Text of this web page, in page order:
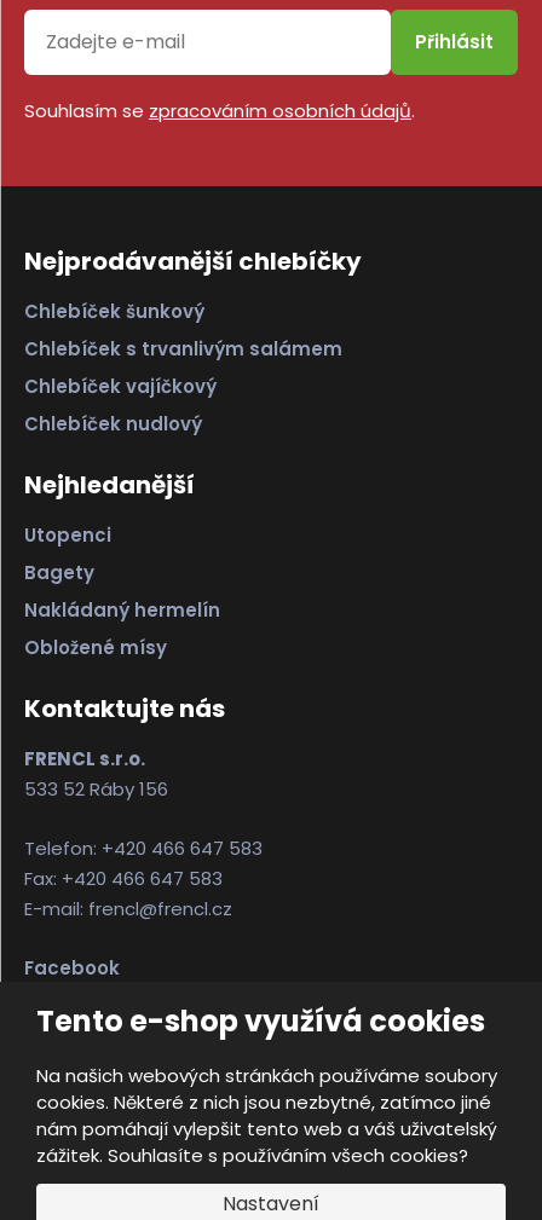
Tento e-shop využívá cookies
Na našich webových stránkách používáme soubory
cookies. Některé z nich jsou nezbytné, zatímco jiné
nám pomáhají vylepšit tento web a váš uživatelský
zážitek. Souhlasíte s používáním všech cookies?
Nastavení
Přihlásit
Souhlasím se zpracováním osobních údajů.
Nejprodávanější chlebíčky
Chlebíček šunkový
Chlebíček s trvanlivým salámem
Chlebíček vajíčkový
Chlebíček nudlový
Nejhledanější
Utopenci
Bagety
Nakládaný hermelín
Obložené mísy
Kontaktujte nás
FRENCL s.r.o.
533 52 Ráby 156
Telefon: +420 466 647 583
Fax: +420 466 647 583
E-mail: frencl@frencl.cz
Facebook
© 2026, FRENCL s.r.o.
Úvodní stranaObchodní podmínky
Ochrana osobních údajůMapa stránek
e